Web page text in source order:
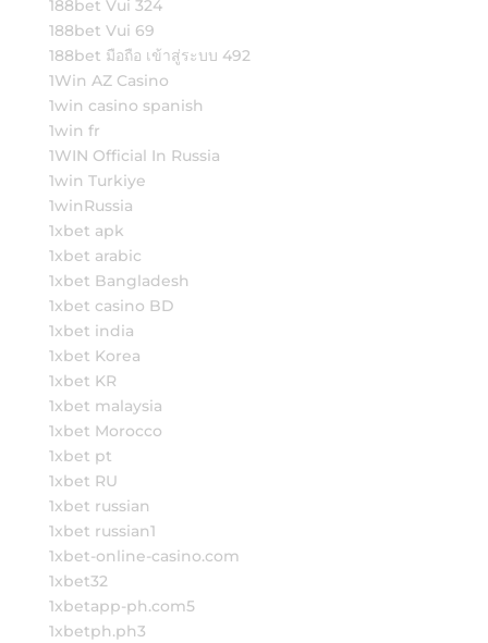
188bet Vui 324
188bet Vui 69
188bet มือถือ เข้าสู่ระบบ 492
1Win AZ Casino
1win casino spanish
1win fr
1WIN Official In Russia
1win Turkiye
1winRussia
1xbet apk
1xbet arabic
1xbet Bangladesh
1xbet casino BD
1xbet india
1xbet Korea
1xbet KR
1xbet malaysia
1xbet Morocco
1xbet pt
1xbet RU
1xbet russian
1xbet russian1
1xbet-online-casino.com
1xbet32
1xbetapp-ph.com5
1xbetph.ph3